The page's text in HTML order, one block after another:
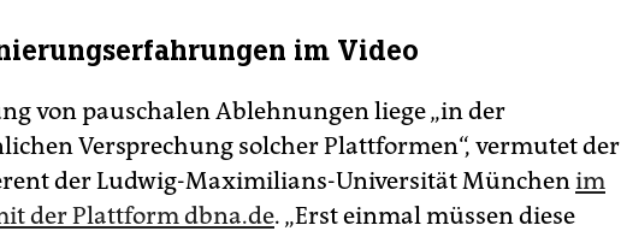
im Video
von pauschalen Ablehnungen liege „in der
Versprechung solcher Plattformen“, vermutet der
der Ludwig-Maximilians-Universität Münchenim
der Plattform dbna.de. „Erst einmal müssen diese